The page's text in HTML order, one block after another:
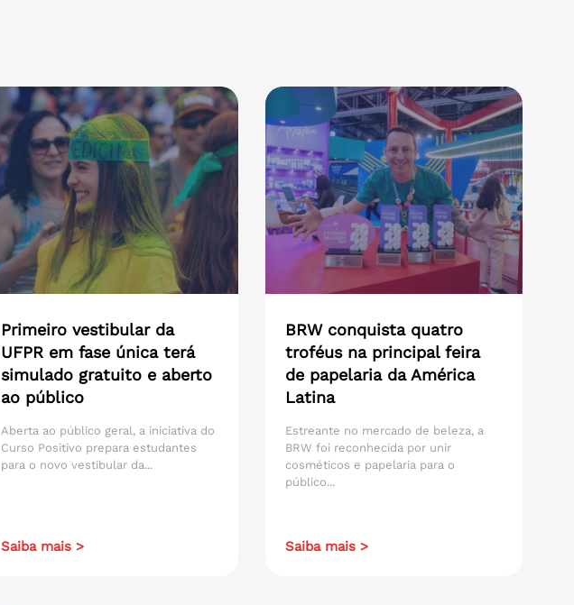
Primeiro vestibular da
UFPR em fase única terá
simulado gratuito e aberto
ao público
Aberta ao público geral, a iniciativa do
Curso Positivo prepara estudantes
para o novo vestibular da...
Saiba mais >
BRW conquista quatro
troféus na principal feira
de papelaria da América
Latina
Estreante no mercado de beleza, a
BRW foi reconhecida por unir
cosméticos e papelaria para o
público...
Saiba mais >